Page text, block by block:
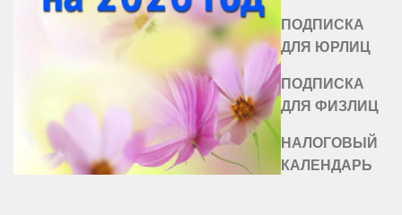
ПОДПИСКА
ДЛЯ ЮРЛИЦ
ПОДПИСКА
ДЛЯ ФИЗЛИЦ
НАЛОГОВЫЙ
КАЛЕНДАРЬ